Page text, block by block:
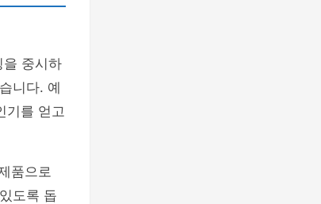
을 중시하
니다. 예
기를 얻고
품으로
도록 돕